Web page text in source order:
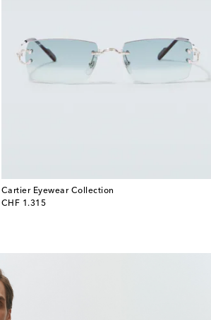
Cartier Eyewear Collection
CHF 1.315
original price